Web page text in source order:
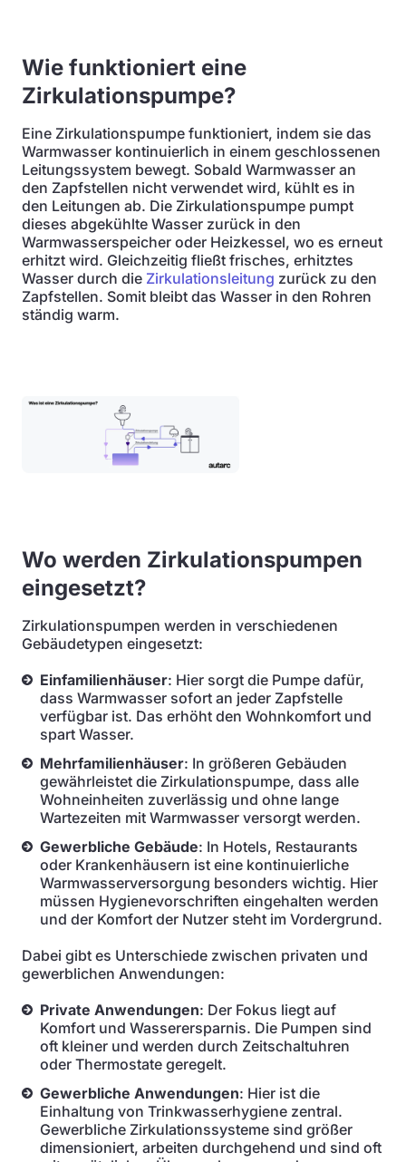
Wie funktioniert eine
Zirkulationspumpe?
Eine Zirkulationspumpe funktioniert, indem sie das
Warmwasser kontinuierlich in einem geschlossenen
Leitungssystem bewegt. Sobald Warmwasser an
den Zapfstellen nicht verwendet wird, kühlt es in
den Leitungen ab. Die Zirkulationspumpe pumpt
dieses abgekühlte Wasser zurück in den
Warmwasserspeicher oder Heizkessel, wo es erneut
erhitzt wird. Gleichzeitig fließt frisches, erhitztes
Wasser durch die Zirkulationsleitung zurück zu den
Zapfstellen. Somit bleibt das Wasser in den Rohren
ständig warm.
Wo werden Zirkulationspumpen
eingesetzt?
Zirkulationspumpen werden in verschiedenen
Gebäudetypen eingesetzt:
Einfamilienhäuser: Hier sorgt die Pumpe dafür,
dass Warmwasser sofort an jeder Zapfstelle
verfügbar ist. Das erhöht den Wohnkomfort und
spart Wasser.
Mehrfamilienhäuser: In größeren Gebäuden
gewährleistet die Zirkulationspumpe, dass alle
Wohneinheiten zuverlässig und ohne lange
Wartezeiten mit Warmwasser versorgt werden.
Gewerbliche Gebäude: In Hotels, Restaurants
oder Krankenhäusern ist eine kontinuierliche
Warmwasserversorgung besonders wichtig. Hier
müssen Hygienevorschriften eingehalten werden
und der Komfort der Nutzer steht im Vordergrund.
Dabei gibt es Unterschiede zwischen privaten und
gewerblichen Anwendungen:
Private Anwendungen: Der Fokus liegt auf
Komfort und Wasserersparnis. Die Pumpen sind
oft kleiner und werden durch Zeitschaltuhren
oder Thermostate geregelt.
Gewerbliche Anwendungen: Hier ist die
Einhaltung von Trinkwasserhygiene zentral.
Gewerbliche Zirkulationssysteme sind größer
dimensioniert, arbeiten durchgehend und sind oft